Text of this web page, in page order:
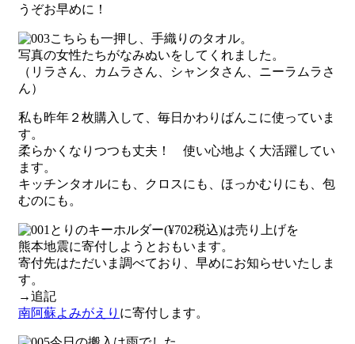
うぞお早めに！
こちらも一押し、手織りのタオル。
写真の女性たちがなみぬいをしてくれました。
（リラさん、カムラさん、シャンタさん、ニーラムラさ
ん）
私も昨年２枚購入して、毎日かわりばんこに使っていま
す。
柔らかくなりつつも丈夫！ 使い心地よく大活躍してい
ます。
キッチンタオルにも、クロスにも、ほっかむりにも、包
むのにも。
とりのキーホルダー(¥702税込)は売り上げを
熊本地震に寄付しようとおもいます。
寄付先はただいま調べており、早めにお知らせいたしま
す。
→追記
南阿蘇よみがえり に寄付します。